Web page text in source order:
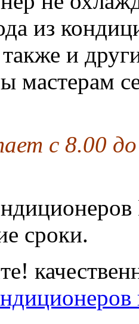
из
и
мастерам
с 8.00
сроки.